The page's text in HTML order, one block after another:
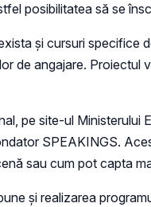
posibilitatea să se
și cursuri specifice
de angajare. Proiectul
pe site-ul Ministerului
SPEAKINGS.
sau cum pot capta
și realizarea